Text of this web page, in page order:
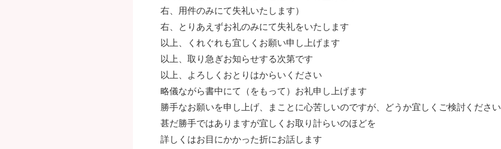
右、用件のみにて失礼いたします）
右、とりあえずお礼のみにて失礼をいたします
以上、くれぐれも宜しくお願い申し上げます
以上、取り急ぎお知らせする次第です
以上、よろしくおとりはからいください
略儀ながら書中にて（をもって）お礼申し上げます
勝手なお願いを申し上げ、まことに心苦しいのですが、どうか宜しくご検討ください
甚だ勝手ではありますが宜しくお取り計らいのほどを
詳しくはお目にかかった折にお話します